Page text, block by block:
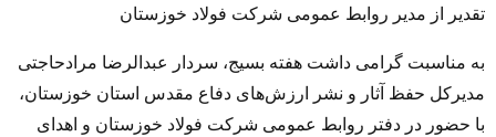
تقدیر از مدیر روابط عمومی شرکت فولاد خوزستان
به مناسبت گرامی داشت هفته بسیج، سردار عبدالرضا مرادحاجتی
مدیرکل حفظ آثار و نشر ارزش‌های دفاع مقدس استان خوزستان،
با حضور در دفتر روابط عمومی شرکت فولاد خوزستان و اهدای